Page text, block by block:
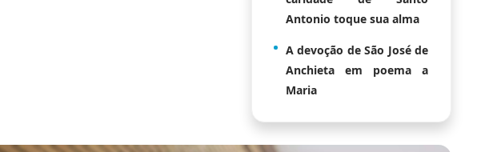
Antonio toque sua alma
A devoção de São José de
Anchieta em poema a
Maria